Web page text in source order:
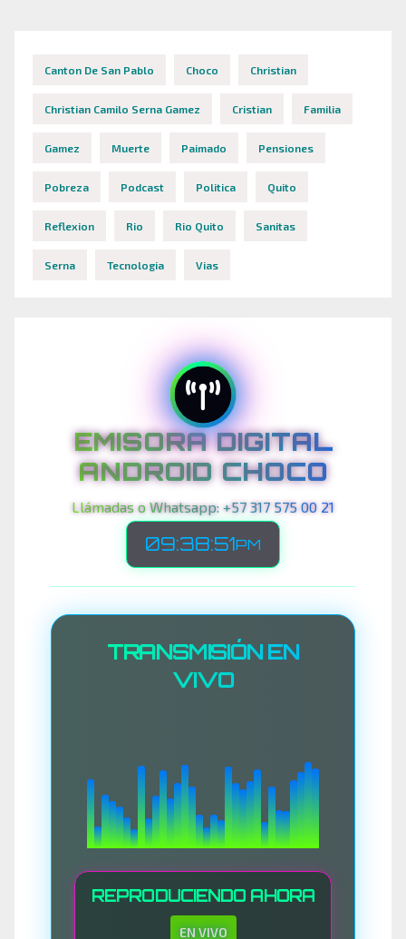
Canton De San Pablo Choco Christian
Christian Camilo Serna Gamez Cristian Familia
Gamez Muerte Paimado Pensiones
Pobreza Podcast Politica Quito
Reflexion Rio Rio Quito Sanitas
Serna Tecnologia Vias
EMISORA DIGITAL
ANDROID CHOCO
Llámadas o Whatsapp: +57 317 575 00 21
09:38:54PM
TRANSMISIÓN EN
VIVO
REPRODUCIENDO AHORA
EN VIVO